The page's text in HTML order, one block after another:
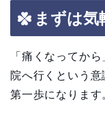
まずは気
「痛くなってか
院へ行くという
第一歩になります